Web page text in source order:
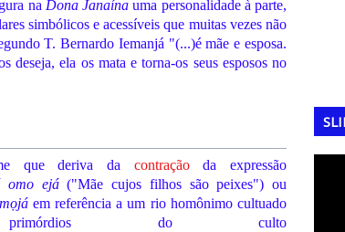
na Dona Janaína uma personalidade à parte,
simbólicos e acessíveis que muitas vezes não
T. Bernardo Iemanjá "(...)é mãe e esposa.
deseja, ela os mata e torna-os seus esposos no
que deriva da contraçãoda expressão
omo ejá("Mãe cujos filhos são peixes") ou
em referência a um rio homônimo cultuado
do culto